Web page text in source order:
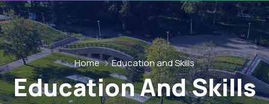
Home Education and Skills
Education And Skills